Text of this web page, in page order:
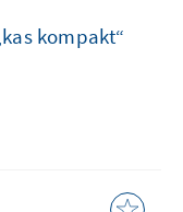
kompakt“